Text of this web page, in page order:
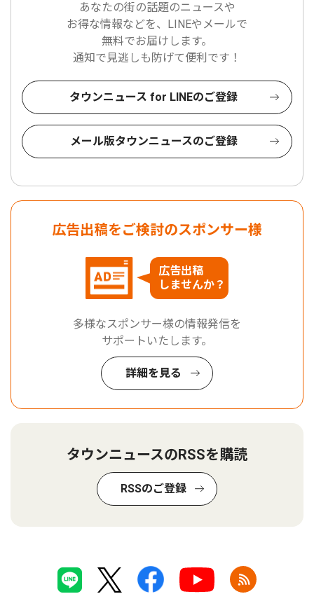
あなたの街の話題のニュースや
お得な情報などを、LINEやメールで
無料でお届けします。
通知で見逃しも防げて便利です！
タウンニュース for LINEのご登録
メール版タウンニュースのご登録
広告出稿をご検討のスポンサー様
広告出稿
しませんか？
多様なスポンサー様の情報発信を
サポートいたします。
詳細を見る
タウンニュースのRSSを購読
RSSのご登録